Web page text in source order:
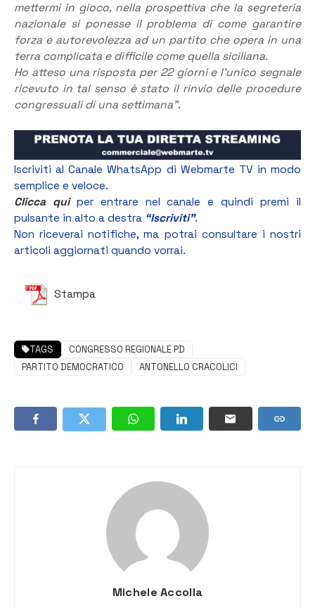
mettermi in gioco, nella prospettiva che la segreteria
nazionale si ponesse il problema di come garantire
forza e autorevolezza ad un partito che opera in una
terra complicata e difficile come quella siciliana.
Ho atteso una risposta per 22 giorni e l’unico segnale
ricevuto in tal senso è stato il rinvio delle procedure
congressuali di una settimana”.
Iscriviti al Canale WhatsApp di Webmarte TV in modo
semplice e veloce.
Clicca quiper entrare nel canale e quindi premi il
pulsante in alto a destra “Iscriviti”.
Non riceverai notifiche, ma potrai consultare i nostri
articoli aggiornati quando vorrai.
Stampa
TAGS
CONGRESSO REGIONALE PD
PARTITO DEMOCRATICO
ANTONELLO CRACOLICI
Michele Accolla